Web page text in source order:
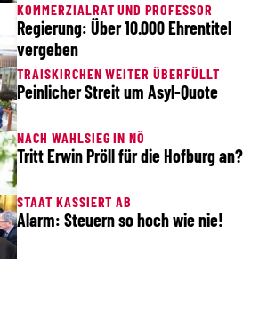
KOMMERZIALRAT UND PROFESSOR
Regierung: Über 10.000 Ehrentitel
vergeben
TRAISKIRCHEN WEITER ÜBERFÜLLT
Peinlicher Streit um Asyl-Quote
NACH WAHLSIEG IN NÖ
Tritt Erwin Pröll für die Hofburg an?
STAAT KASSIERT AB
Alarm: Steuern so hoch wie nie!